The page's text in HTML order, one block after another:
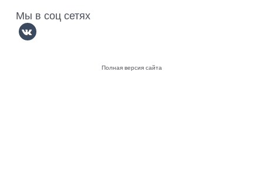
Мы в соц сетях
Полная версия сайта